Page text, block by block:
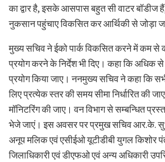
का द्वार है, इसके आसपास बहुत सी वाटर बॉडीज हैं,
नुकसान पहुंचाए विकसित कर आर्थिकी से जोड़ा
मुख्य सचिव ने ईको पार्क विकसित करने में कम
प्रयोग करने के निर्देश भी दिए। कहा कि
प्रयोग किया जाए। ननमुख्य सचिव ने कहा कि
लिए प्रत्येक स्तर की समय सीमा निर्धारित की
मॉनिटरिंग की जाए। वन विभाग से सम्बन्धित
भेजे जाएं। इस अवसर पर प्रमुख सचिव आर.के.
अनूप मलिक एवं एसीईओ यूटीडीबी युगल किशोर
जिलाधिकारी एवं डीएफओ एवं अन्य अधिकारी